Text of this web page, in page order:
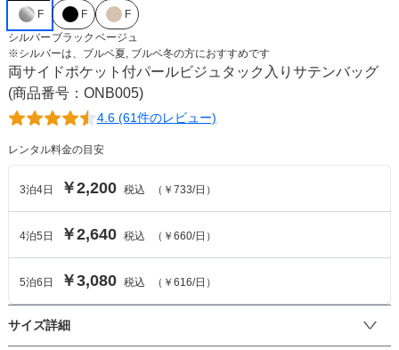
F
シルバー
F
ブラック
F
ベージュ
※シルバーは、 ブルベ夏, ブルベ冬の方におすすめです
両サイドポケット付パールビジュタック入りサテンバッグ
(商品番号：ONB005)
4.6 (61件のレビュー)
レンタル料金の目安
3泊4日 ￥2,200 税込 （ ￥733/日）
4泊5 日 ￥2,640 税込 （ ￥660/日）
5泊6 日 ￥3,080 税込 （ ￥616/日）
サイズ詳細